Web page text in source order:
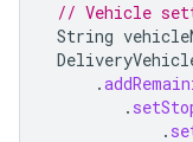
// Vehicle
String
.
.
.